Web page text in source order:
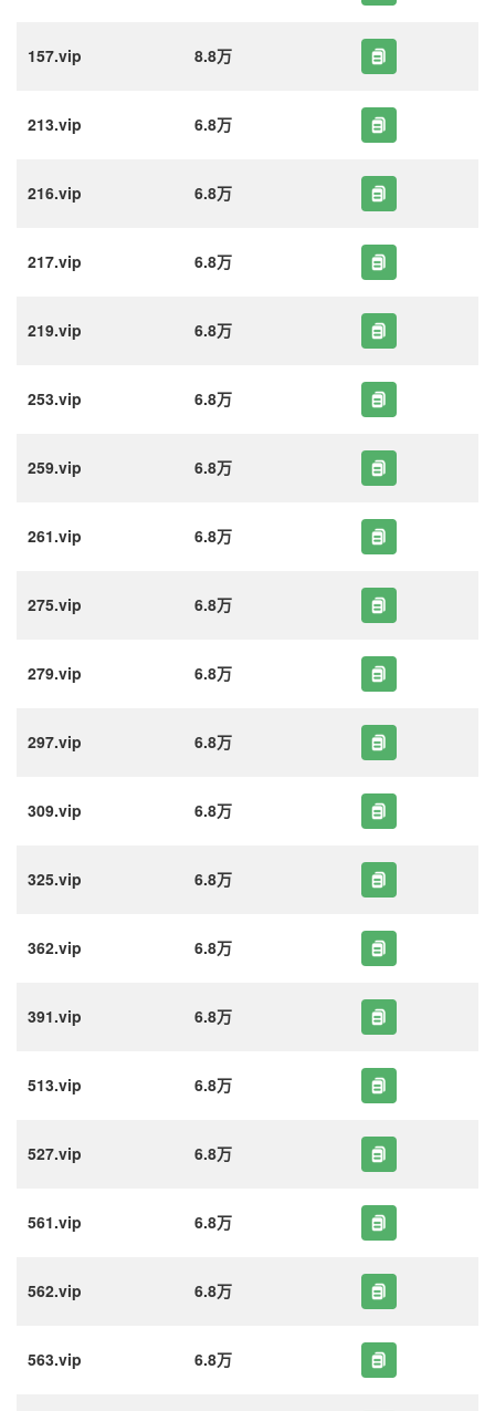
157.vip 8.8万
213.vip 6.8万
216.vip 6.8万
217.vip 6.8万
219.vip 6.8万
253.vip 6.8万
259.vip 6.8万
261.vip 6.8万
275.vip 6.8万
279.vip 6.8万
297.vip 6.8万
309.vip 6.8万
325.vip 6.8万
362.vip 6.8万
391.vip 6.8万
513.vip 6.8万
527.vip 6.8万
561.vip 6.8万
562.vip 6.8万
563.vip 6.8万